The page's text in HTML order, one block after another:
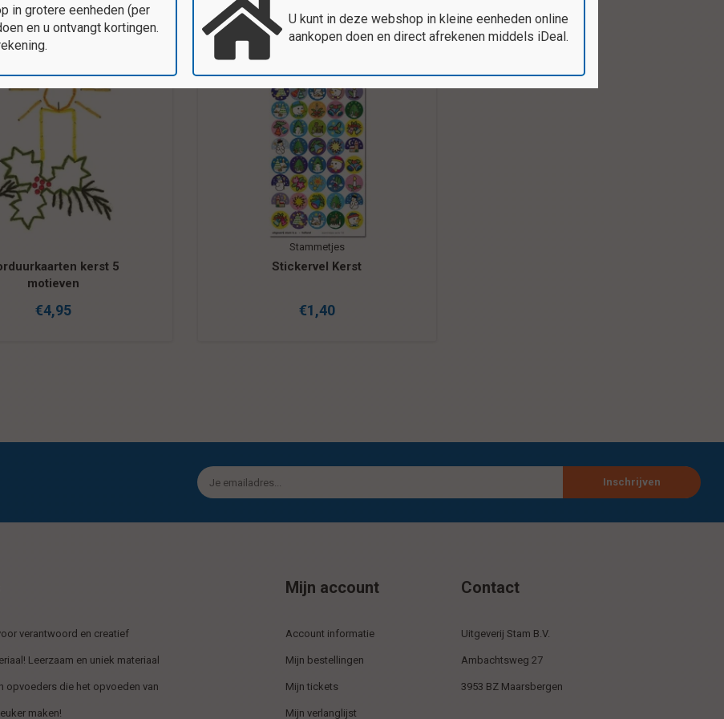
kerst 5
motieven
€4,95
Stammetjes
Stickervel Kerst
€1,40
Inschrijven
verantwoord en creatief
Leerzaam en uniek materiaal
opvoeders die het opvoeden van
maken!
Mijn account
Account informatie
Mijn bestellingen
Mijn tickets
Mijn verlanglijst
Contact
Uitgeverij Stam B.V.
Ambachtsweg 27
3953 BZ Maarsbergen
in grotere eenheden (per
en u ontvangt kortingen.
U kunt in deze webshop in kleine eenheden online
aankopen doen en direct afrekenen middels iDeal.